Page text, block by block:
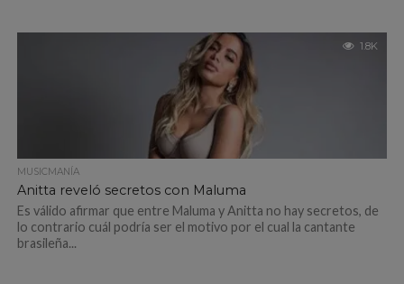
1.8K
MUSICMANÍA
Anitta reveló secretos con Maluma
Es válido afirmar que entre Maluma y Anitta no hay secretos, de
lo contrario cuál podría ser el motivo por el cual la cantante
brasileña...